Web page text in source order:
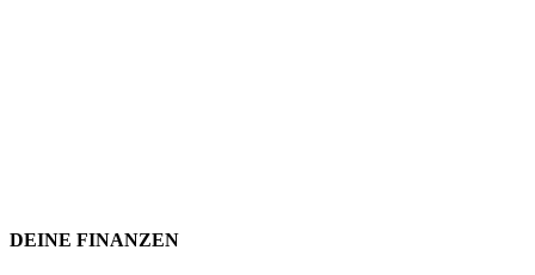
DEINE FINANZEN